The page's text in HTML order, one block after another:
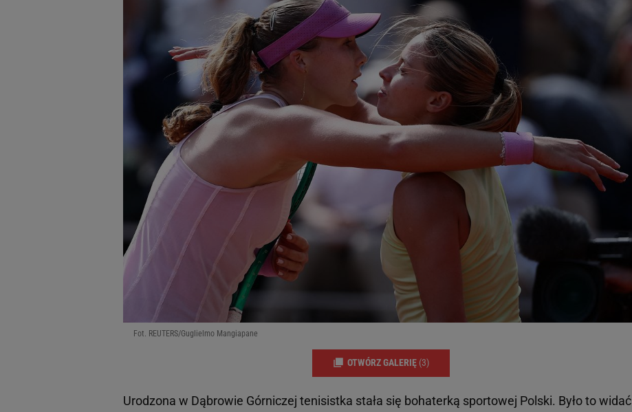
Fot. REUTERS/Guglielmo Mangiapane
OTWÓRZ GALERIĘ (3)
Urodzona w Dąbrowie Górniczej tenisistka stała się bohaterką sportowej Polski. Było to widać